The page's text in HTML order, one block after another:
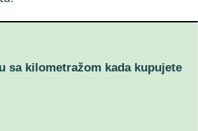
sa kilometražom kada kupujete